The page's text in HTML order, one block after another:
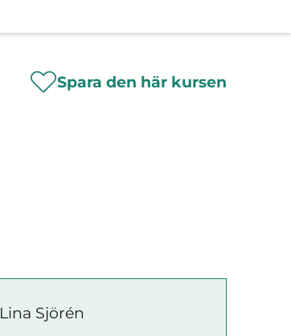
Spara den här kursen
Lina Sjörén